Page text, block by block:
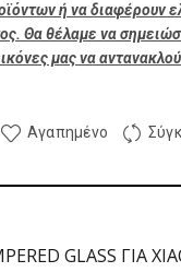
ή να διαφέρουν
Θα θέλαμε να
μας να
Αγαπημένο
GLASS ΓΙΑ